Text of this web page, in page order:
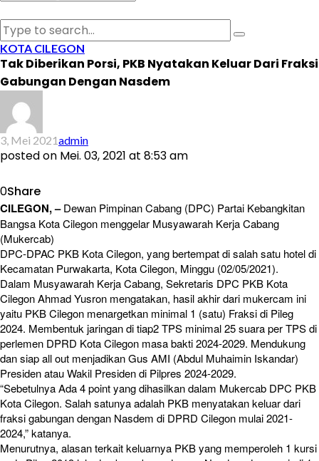
KOTA CILEGON
Tak Diberikan Porsi, PKB Nyatakan Keluar Dari Fraksi
Gabungan Dengan Nasdem
3, Mei 2021admin
posted on Mei. 03, 2021 at 8:53 am
0Share
CILEGON, –Dewan Pimpinan Cabang (DPC) Partai Kebangkitan
Bangsa Kota Cilegon menggelar Musyawarah Kerja Cabang
(Mukercab)
DPC-DPAC PKB Kota Cilegon, yang bertempat di salah satu hotel di
Kecamatan Purwakarta, Kota Cilegon, Minggu (02/05/2021).
Dalam Musyawarah Kerja Cabang, Sekretaris DPC PKB Kota
Cilegon Ahmad Yusron mengatakan, hasil akhir dari mukercam ini
yaitu PKB Cilegon menargetkan minimal 1 (satu) Fraksi di Pileg
2024. Membentuk jaringan di tiap2 TPS minimal 25 suara per TPS di
perlemen DPRD Kota Cilegon masa bakti 2024-2029. Mendukung
dan siap all out menjadikan Gus AMI (Abdul Muhaimin Iskandar)
Presiden atau Wakil Presiden di Pilpres 2024-2029.
“Sebetulnya Ada 4 point yang dihasilkan dalam Mukercab DPC PKB
Kota Cilegon. Salah satunya adalah PKB menyatakan keluar dari
fraksi gabungan dengan Nasdem di DPRD Cilegon mulai 2021-
2024,” katanya.
Menurutnya, alasan terkait keluarnya PKB yang memperoleh 1 kursi